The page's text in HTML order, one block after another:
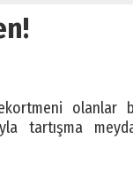
olanlar
tartışma